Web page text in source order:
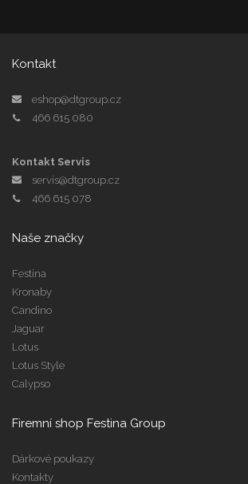
Kontakt
eshop@dtgroup.cz
466 615 080
Kontakt Servis
servis@dtgroup.cz
466 615 078
Naše značky
Festina
Kronaby
Candino
Jaguar
Lotus
Lotus Style
Calypso
Firemní shop Festina Group
Dárkové poukazy
Kontakty